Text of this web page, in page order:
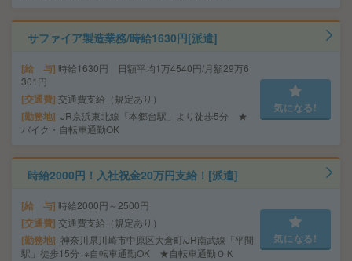
サファイア製造業務/時給1630円[派遣]
給 与 時給1630円 日額平均1万4540円/月額29万6
301円
交通費 交通費支給（規定あり）
勤務地 JR京浜東北線「本郷台駅」より徒歩5分 ★
バイク・自転車通勤OK
気になる!
時給2000円！入社祝金20万円支給！[派遣]
給 与 時給2000円～2500円
交通費 交通費支給（規定あり）
勤務地 神奈川県川崎市中原区大倉町/JR南武線「平間
駅」徒歩15分 ※自転車通勤OK ★自転車通勤ＯＫ
気になる!